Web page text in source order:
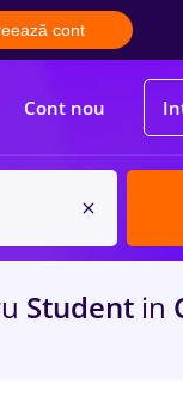
cont
Cont nou
Student in